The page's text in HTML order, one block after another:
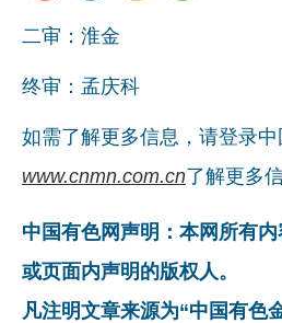
二审：淮金
终审：孟庆科
如需了解更多信息，请登录中
www.cnmn.com.cn了解更多信
中国有色网声明：本网所有
或页面内声明的版权人。
凡注明文章来源为“中国有色